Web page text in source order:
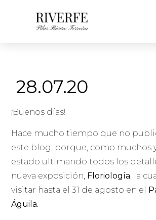
28.07.20
¡Buenos días!
Hace mucho tiempo que no
este blog, porque, como muchos
estado ultimando todos los
nueva exposición, Floriología, la
visitar hasta el 31 de agosto en el
Águila.